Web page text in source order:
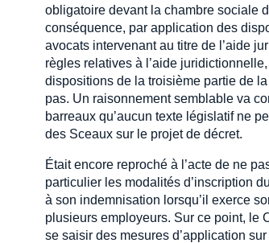
obligatoire devant la chambre sociale
conséquence, par application des
avocats intervenant au titre de l’aide
règles relatives à l’aide
dispositions de la troisième partie de
pas. Un raisonnement semblable va
barreaux qu’aucun texte législatif ne
des Sceaux sur le projet de décret.
Était encore reproché à l’acte de ne
particulier les modalités d’inscription
à son indemnisation lorsqu’il exerce
plusieurs employeurs. Sur ce point, le
se saisir des mesures d’application